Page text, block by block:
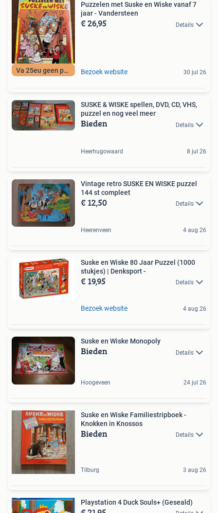
Va 25eu geen porto
Puzzelen met Suske en Wiske vanaf 7
jaar - Vandersteen
€ 26,95 Details
Bezoek website 30 jul 26
SUSKE & WISKE spellen, DVD, CD, VHS,
puzzel en nog veel meer
Bieden Details
Heerhugowaard 8 jul 26
Vintage retro SUSKE EN WISKE puzzel
144 st compleet
€ 12,50 Details
Heerenveen 4 aug 26
Suske en Wiske 80 Jaar Puzzel (1000
stukjes) | Denksport -
€ 19,95 Details
Bezoek website 4 aug 26
Suske en Wiske Monopoly
Bieden Details
Hoogeveen 24 jul 26
Suske en Wiske Familiestripboek -
Knokken in Knossos
Bieden Details
Tilburg 3 aug 26
Playstation 4 Duck Souls+ (Geseald)